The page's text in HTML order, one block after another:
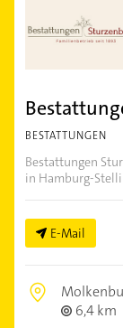
BESTATTUNGEN
Bestattungen
in Hamburg-
E-Mail
6,4 km